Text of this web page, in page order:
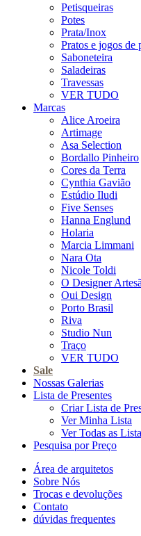
Petisqueiras
Potes
Prata/Inox
Pratos e jogos de
Saboneteira
Saladeiras
Travessas
VER TUDO
Marcas
Alice Aroeira
Artimage
Asa Selection
Bordallo Pinheiro
Cores da Terra
Cynthia Gavião
Estúdio Iludi
Five Senses
Hanna Englund
Holaria
Marcia Limmani
Nara Ota
Nicole Toldi
O Designer
Oui Design
Porto Brasil
Riva
Studio Nun
Traço
VER TUDO
Sale
Nossas Galerias
Lista de Presentes
Criar Lista de
Ver Minha Lista
Ver Todas as
Pesquisa por Preço
Área de arquitetos
Sobre Nós
Trocas e devoluções
Contato
dúvidas frequentes